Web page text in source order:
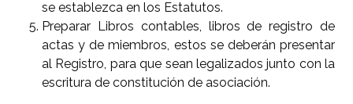
se establezca en los Estatutos.
Preparar Libros contables, libros de registro de
actas y de miembros, estos se deberán presentar
al Registro, para que sean legalizados junto con la
escritura de constitución de asociación.